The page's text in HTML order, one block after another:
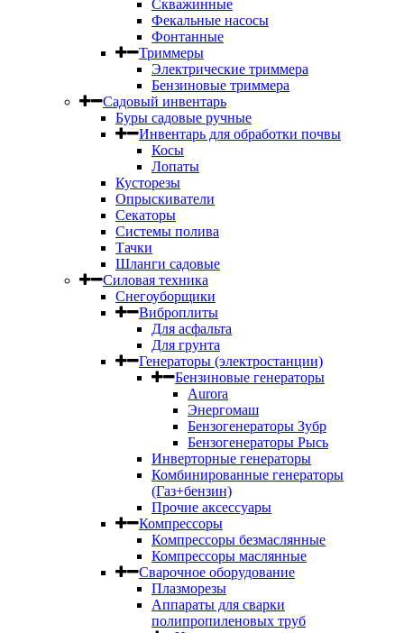
Скважинные
Фекальные насосы
Фонтанные
Триммеры
Электрические триммера
Бензиновые триммера
Садовый инвентарь
Буры садовые ручные
Инвентарь для обработки почвы
Косы
Лопаты
Кусторезы
Опрыскиватели
Секаторы
Системы полива
Тачки
Шланги садовые
Силовая техника
Снегоуборщики
Виброплиты
Для асфальта
Для грунта
Генераторы (электростанции)
Бензиновые генераторы
Aurora
Энергомаш
Бензогенераторы Зубр
Бензогенераторы Рысь
Инверторные генераторы
Комбинированные генераторы
(Газ+бензин)
Прочие аксессуары
Компрессоры
Компрессоры безмаслянные
Компрессоры маслянные
Сварочное оборудование
Плазморезы
Аппараты для сварки
полипропиленовых труб